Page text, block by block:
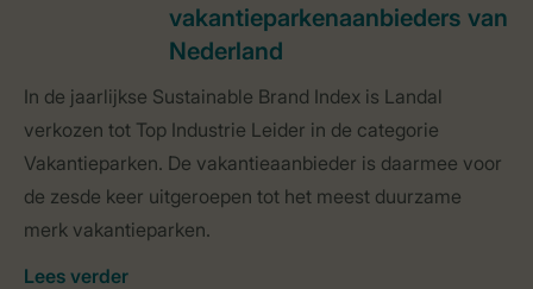
vakantieparkenaanbieders van
Nederland
In de jaarlijkse Sustainable Brand Index is Landal
verkozen tot Top Industrie Leider in de categorie
Vakantieparken. De vakantieaanbieder is daarmee voor
de zesde keer uitgeroepen tot het meest duurzame
merk vakantieparken.
Lees verder